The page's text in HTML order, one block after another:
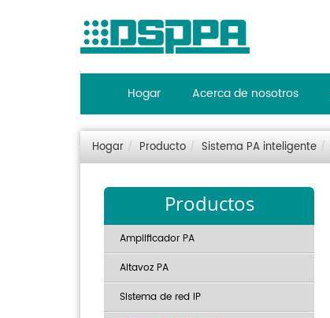
Hogar Acerca de nosotros
Hogar Producto Sistema PA inteligente
Productos
Amplificador PA
Altavoz PA
Sistema de red IP